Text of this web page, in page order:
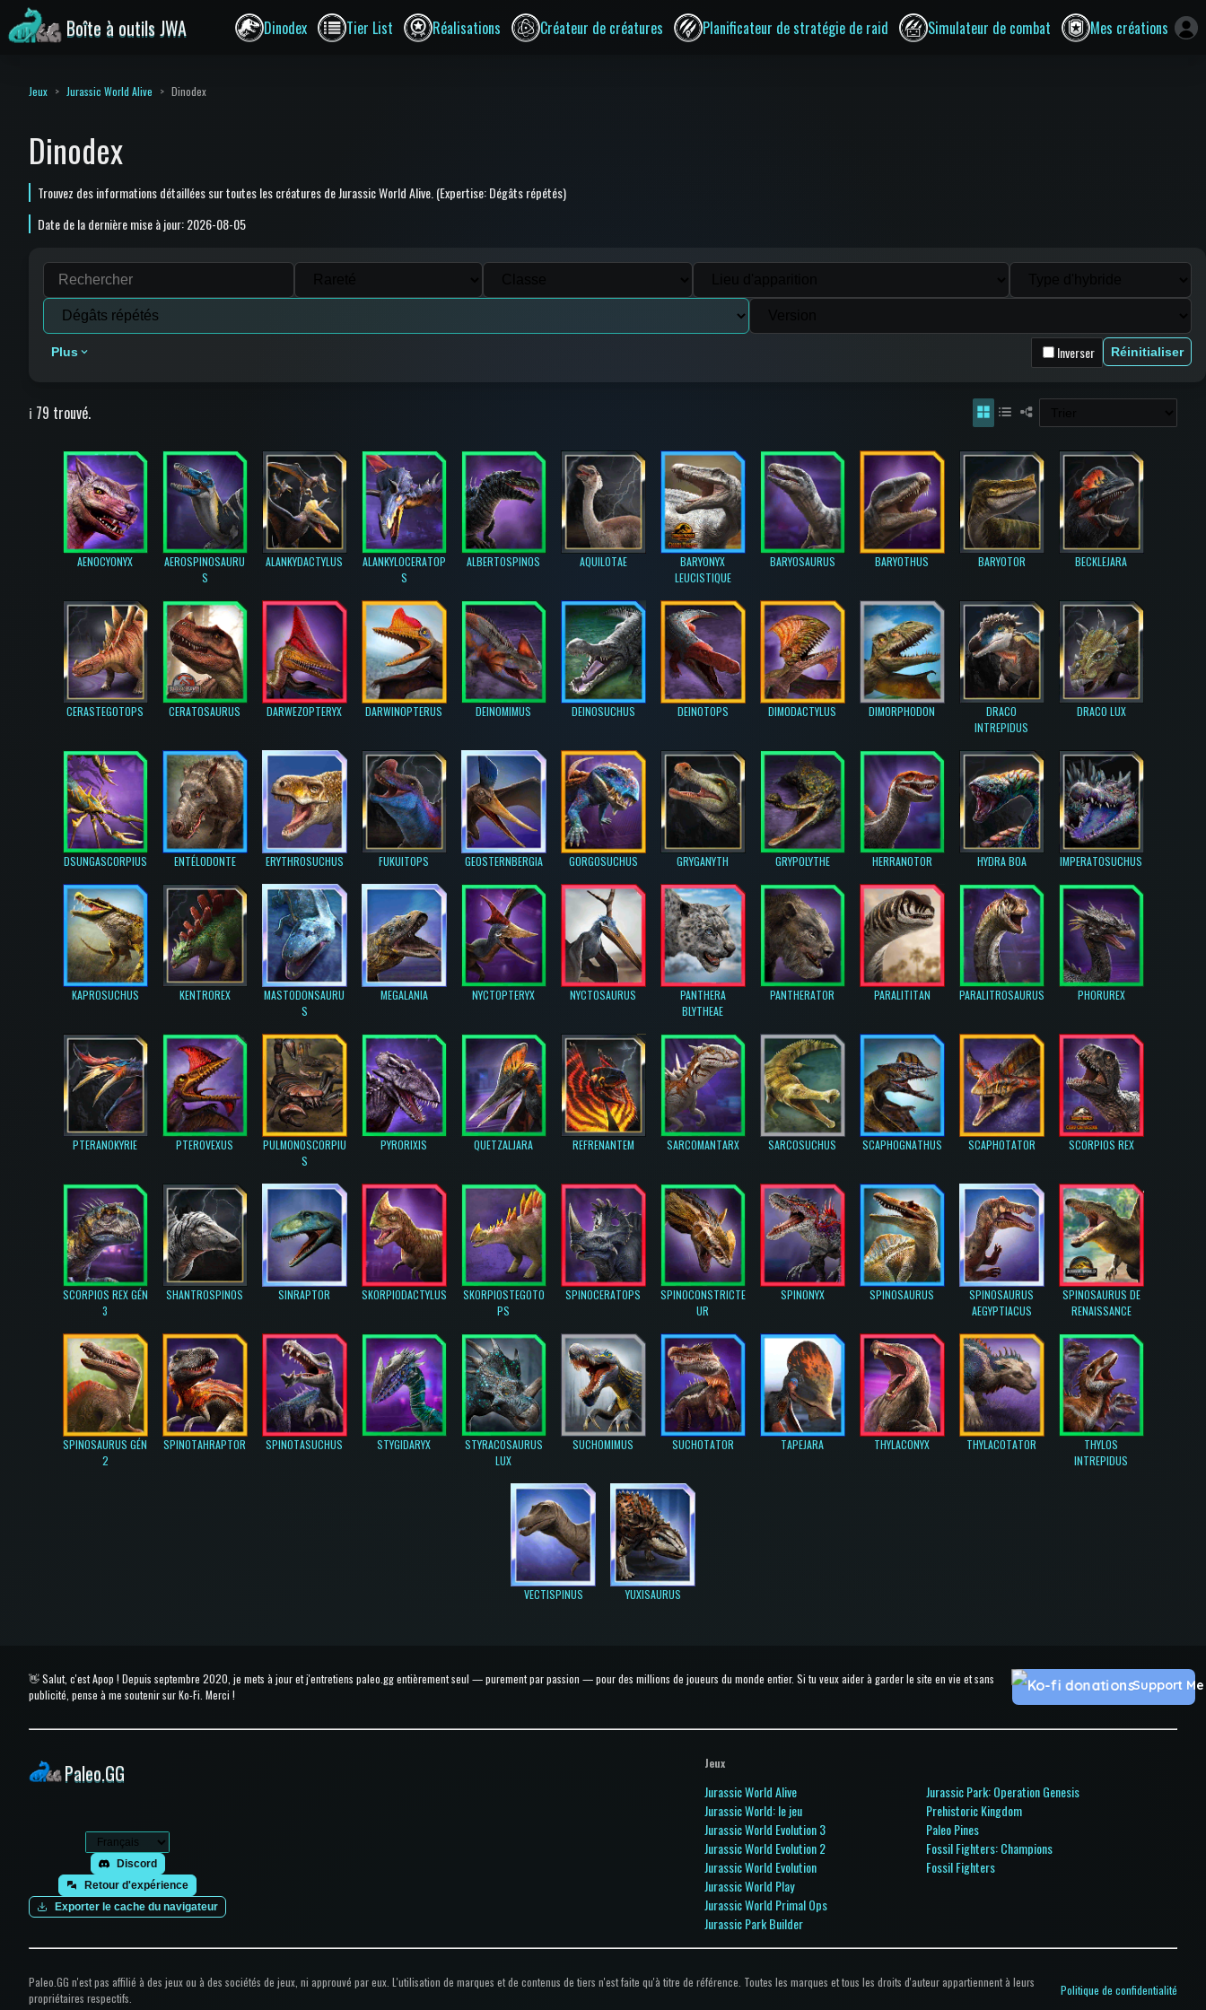
Boîte à outils JWA Dinodex Tier List Réalisations Créateur de créatures Planificateur de stratégie de raid Simulateur de combat Mes créations
Jeux Jurassic World Alive Dinodex
Dinodex
Trouvez des informations détaillées sur toutes les créatures de Jurassic World Alive. (Expertise: Dégâts répétés)
Date de la dernière mise à jour: 2026-08-05
Plus Inverser Réinitialiser
ℹ️ 79 trouvé.
AENOCYONYX
AEROSPINOSAURU
S
ALANKYDACTYLUS
ALANKYLOCERATOP
S
ALBERTOSPINOS AQUILOTAE
BARYONYX
LEUCISTIQUE
BARYOSAURUS BARYOTHUS BARYOTOR BECKLEJARA
CERASTEGOTOPS CERATOSAURUS DARWEZOPTERYX DARWINOPTERUS DEINOMIMUS DEINOSUCHUS DEINOTOPS DIMODACTYLUS DIMORPHODON
DRACO
INTREPIDUS
DRACO LUX
DSUNGASCORPIUS ENTÉLODONTE ERYTHROSUCHUS FUKUITOPS GEOSTERNBERGIA GORGOSUCHUS GRYGANYTH GRYPOLYTHE HERRANOTOR HYDRA BOA IMPERATOSUCHUS
KAPROSUCHUS KENTROREX
MASTODONSAURU
S
MEGALANIA NYCTOPTERYX NYCTOSAURUS
PANTHERA
BLYTHEAE
PANTHERATOR PARALITITAN PARALITROSAURUS PHORUREX
PTERANOKYRIE PTEROVEXUS
PULMONOSCORPIU
S
PYRORIXIS QUETZALJARA REFRENANTEM SARCOMANTARX SARCOSUCHUS SCAPHOGNATHUS SCAPHOTATOR SCORPIOS REX
SCORPIOS REX GÉN
3
SHANTROSPINOS SINRAPTOR SKORPIODACTYLUS
SKORPIOSTEGOTO
PS
SPINOCERATOPS
SPINOCONSTRICTE
UR
SPINONYX SPINOSAURUS
SPINOSAURUS
AEGYPTIACUS
SPINOSAURUS DE
RENAISSANCE
SPINOSAURUS GÉN
2
SPINOTAHRAPTOR SPINOTASUCHUS STYGIDARYX
STYRACOSAURUS
LUX
SUCHOMIMUS SUCHOTATOR TAPEJARA THYLACONYX THYLACOTATOR
THYLOS
INTREPIDUS
VECTISPINUS YUXISAURUS
👋 Salut, c'est Apop ! Depuis septembre 2020, je mets à jour et j'entretiens paleo.gg entièrement seul — purement par passion — pour des millions de joueurs du monde entier. Si tu veux aider à garder le site en vie et sans
publicité, pense à me soutenir sur Ko-Fi. Merci !
Support Me
Paleo.GG
Discord
Retour d'expérience
Exporter le cache du navigateur
Jeux
Jurassic World Alive
Jurassic World: le jeu
Jurassic World Evolution 3
Jurassic World Evolution 2
Jurassic World Evolution
Jurassic World Play
Jurassic World Primal Ops
Jurassic Park Builder
Jurassic Park: Operation Genesis
Prehistoric Kingdom
Paleo Pines
Fossil Fighters: Champions
Fossil Fighters
Paleo.GG n'est pas affilié à des jeux ou à des sociétés de jeux, ni approuvé par eux. L'utilisation de marques et de contenus de tiers n'est faite qu'à titre de référence. Toutes les marques et tous les droits d'auteur appartiennent à leurs
propriétaires respectifs.
Politique de confidentialité